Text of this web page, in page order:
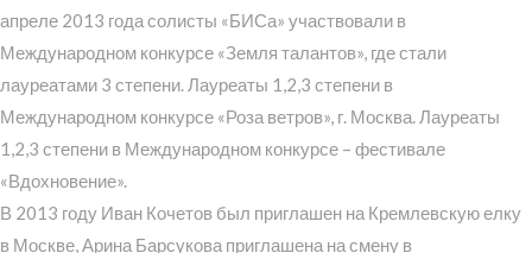
апреле 2013 года солисты «БИСа» участвовали в
Международном конкурсе «Земля талантов», где стали
лауреатами 3 степени. Лауреаты 1,2,3 степени в
Международном конкурсе «Роза ветров», г. Москва. Лауреаты
1,2,3 степени в Международном конкурсе – фестивале
«Вдохновение».
В 2013 году Иван Кочетов был приглашен на Кремлевскую елку
в Москве, Арина Барсукова приглашена на смену в